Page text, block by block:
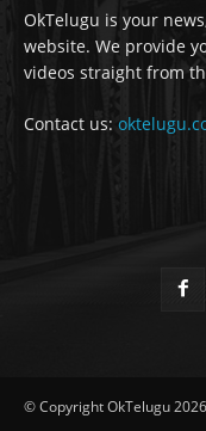
OkTelugu is your
website. We provide
videos straight from
Contact us:
© Copyright OkTelugu